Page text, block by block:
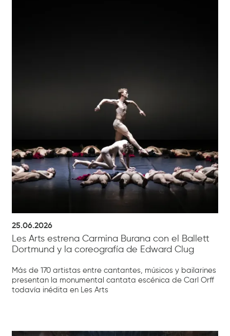
25.06.2026
Les Arts estrena Carmina Burana con el Ballett
Dortmund y la coreografía de Edward Clug
Más de 170 artistas entre cantantes, músicos y bailarines
presentan la monumental cantata escénica de Carl Orff
todavía inédita en Les Arts